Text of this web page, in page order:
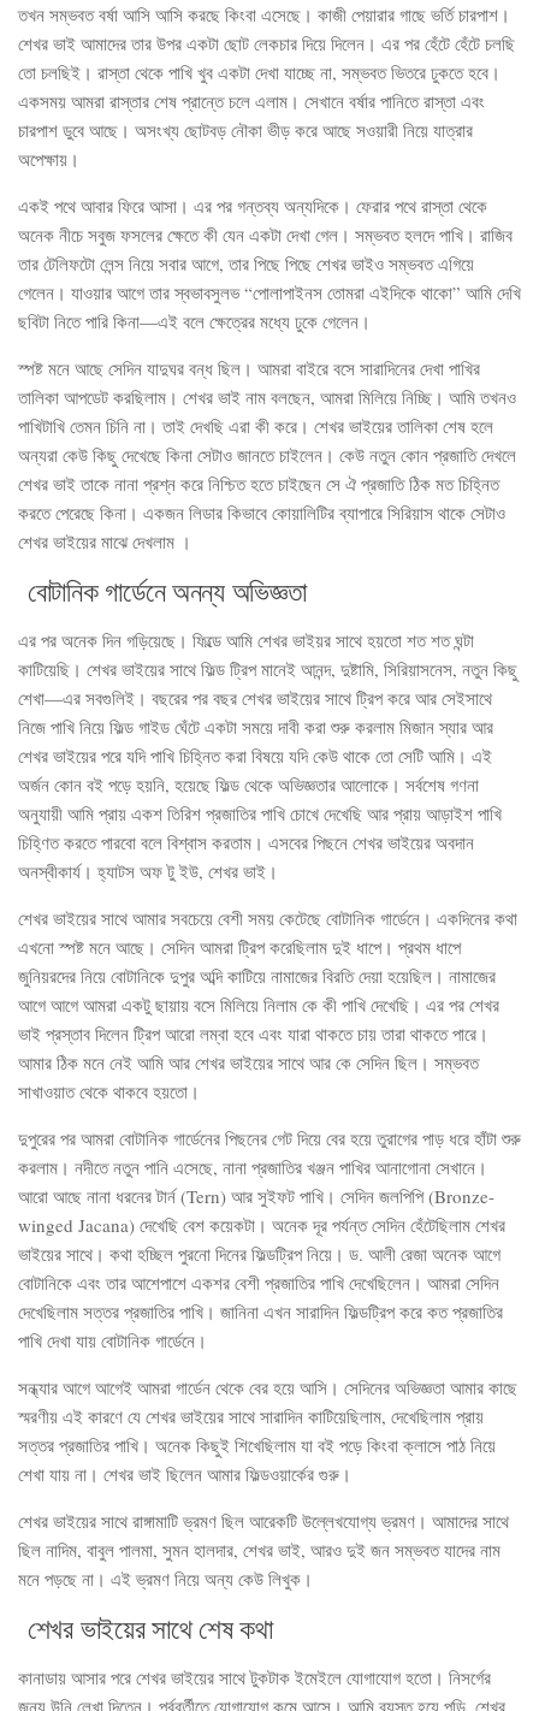
তখন সম্ভবত বর্ষা আসি আসি করছে কিংবা এসেছে। কাজী পেয়ারার গাছে ভর্তি চারপাশ।
শেখর ভাই আমাদের তার উপর একটা ছোট লেকচার দিয়ে দিলেন। এর পর হেঁটে হেঁটে চলছি
তো চলছিই। রাস্তা থেকে পাখি খুব একটা দেখা যাচ্ছে না, সম্ভবত ভিতরে ঢুকতে হবে।
একসময় আমরা রাস্তার শেষ প্রান্তে চলে এলাম। সেখানে বর্ষার পানিতে রাস্তা এবং
চারপাশ ডুবে আছে। অসংখ্য ছোটবড় নৌকা ভীড় করে আছে সওয়ারী নিয়ে যাত্রার
অপেক্ষায়।
একই পথে আবার ফিরে আসা। এর পর গন্তব্য অন্যদিকে। ফেরার পথে রাস্তা থেকে
অনেক নীচে সবুজ ফসলের ক্ষেতে কী যেন একটা দেখা গেল। সম্ভবত হলদে পাখি। রাজিব
তার টেলিফটো লেন্স নিয়ে সবার আগে, তার পিছে পিছে শেখর ভাইও সম্ভবত এগিয়ে
গেলেন। যাওয়ার আগে তার স্বভাবসুলভ “পোলাপাইনস তোমরা এইদিকে থাকো” আমি দেখি
ছবিটা নিতে পারি কিনা—এই বলে ক্ষেত্রের মধ্যে ঢুকে গেলেন।
স্পষ্ট মনে আছে সেদিন যাদুঘর বন্ধ ছিল। আমরা বাইরে বসে সারাদিনের দেখা পাখির
তালিকা আপডেট করছিলাম। শেখর ভাই নাম বলছেন, আমরা মিলিয়ে নিচ্ছি। আমি তখনও
পাখিটাখি তেমন চিনি না। তাই দেখছি এরা কী করে। শেখর ভাইয়ের তালিকা শেষ হলে
অন্যরা কেউ কিছু দেখেছে কিনা সেটাও জানতে চাইলেন। কেউ নতুন কোন প্রজাতি দেখলে
শেখর ভাই তাকে নানা প্রশ্ন করে নিশ্চিত হতে চাইছেন সে ঐ প্রজাতি ঠিক মত চিহ্নিত
করতে পেরেছে কিনা। একজন লিডার কিভাবে কোয়ালিটির ব্যাপারে সিরিয়াস থাকে সেটাও
শেখর ভাইয়ের মাঝে দেখলাম ।
বোটানিক গার্ডেনে অনন্য অভিজ্ঞতা
এর পর অনেক দিন গড়িয়েছে। ফিল্ডে আমি শেখর ভাইয়র সাথে হয়তো শত শত ঘন্টা
কাটিয়েছি। শেখর ভাইয়ের সাথে ফিল্ড ট্রিপ মানেই আনন্দ, দুষ্টামি, সিরিয়াসনেস, নতুন কিছু
শেখা—এর সবগুলিই। বছরের পর বছর শেখর ভাইয়ের সাথে ট্রিপ করে আর সেইসাথে
নিজে পাখি নিয়ে ফিল্ড গাইড ঘেঁটে একটা সময়ে দাবী করা শুরু করলাম মিজান স্যার আর
শেখর ভাইয়ের পরে যদি পাখি চিহ্নিত করা বিষয়ে যদি কেউ থাকে তো সেটি আমি। এই
অর্জন কোন বই পড়ে হয়নি, হয়েছে ফিল্ড থেকে অভিজ্ঞতার আলোকে। সর্বশেষ গণনা
অনুযায়ী আমি প্রায় একশ তিরিশ প্রজাতির পাখি চোখে দেখেছি আর প্রায় আড়াইশ পাখি
চিহ্ণিত করতে পারবো বলে বিশ্বাস করতাম। এসবের পিছনে শেখর ভাইয়ের অবদান
অনস্বীকার্য। হ্যাটস অফ টু ইউ, শেখর ভাই।
শেখর ভাইয়ের সাথে আমার সবচেয়ে বেশী সময় কেটেছে বোটানিক গার্ডেনে। একদিনের কথা
এখনো স্পষ্ট মনে আছে। সেদিন আমরা ট্রিপ করেছিলাম দুই ধাপে। প্রথম ধাপে
জুনিয়রদের নিয়ে বোটানিকে দুপুর অব্দি কাটিয়ে নামাজের বিরতি দেয়া হয়েছিল। নামাজের
আগে আগে আমরা একটু ছায়ায় বসে মিলিয়ে নিলাম কে কী পাখি দেখেছি। এর পর শেখর
ভাই প্রস্তাব দিলেন ট্রিপ আরো লম্বা হবে এবং যারা থাকতে চায় তারা থাকতে পারে।
আমার ঠিক মনে নেই আমি আর শেখর ভাইয়ের সাথে আর কে সেদিন ছিল। সম্ভবত
সাখাওয়াত থেকে থাকবে হয়তো।
দুপুরের পর আমরা বোটানিক গার্ডেনের পিছনের গেট দিয়ে বের হয়ে তুরাগের পাড় ধরে হাঁটা শুরু
করলাম। নদীতে নতুন পানি এসেছে, নানা প্রজাতির খঞ্জন পাখির আনাগোনা সেখানে।
আরো আছে নানা ধরনের টার্ন (Tern) আর সুইফট পাখি। সেদিন জলপিপি (Bronze-
winged Jacana) দেখেছি বেশ কয়েকটা। অনেক দূর পর্যন্ত সেদিন হেঁটেছিলাম শেখর
ভাইয়ের সাথে। কথা হচ্ছিল পুরনো দিনের ফিল্ডট্রিপ নিয়ে। ড. আলী রেজা অনেক আগে
বোটানিকে এবং তার আশেপাশে একশর বেশী প্রজাতির পাখি দেখেছিলেন। আমরা সেদিন
দেখেছিলাম সত্তর প্রজাতির পাখি। জানিনা এখন সারাদিন ফিল্ডট্রিপ করে কত প্রজাতির
পাখি দেখা যায় বোটানিক গার্ডেনে।
সন্ধ্যার আগে আগেই আমরা গার্ডেন থেকে বের হয়ে আসি। সেদিনের অভিজ্ঞতা আমার কাছে
স্মরণীয় এই কারণে যে শেখর ভাইয়ের সাথে সারাদিন কাটিয়েছিলাম, দেখেছিলাম প্রায়
সত্তর প্রজাতির পাখি। অনেক কিছুই শিখেছিলাম যা বই পড়ে কিংবা ক্লাসে পাঠ নিয়ে
শেখা যায় না। শেখর ভাই ছিলেন আমার ফিল্ডওয়ার্কের গুরু।
শেখর ভাইয়ের সাথে রাঙ্গামাটি ভ্রমণ ছিল আরেকটি উল্লেখযোগ্য ভ্রমণ। আমাদের সাথে
ছিল নাদিম, বাবুল পালমা, সুমন হালদার, শেখর ভাই, আরও দুই জন সম্ভবত যাদের নাম
মনে পড়ছে না। এই ভ্রমণ নিয়ে অন্য কেউ লিখুক।
শেখর ভাইয়ের সাথে শেষ কথা
কানাডায় আসার পরে শেখর ভাইয়ের সাথে টুকটাক ইমেইলে যোগাযোগ হতো। নিসর্গের
জন্য উনি লেখা দিতেন। পর্ববর্তীতে যোগাযোগ কমে আসে। আমি ব্যস্ত হয়ে পড়ি, শেখর